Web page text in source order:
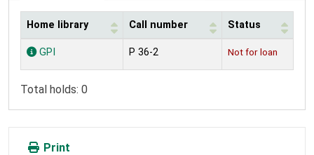
Holdings
Home library Call number Status
GPI P 36-2 Not for loan
Total holds: 0
Print